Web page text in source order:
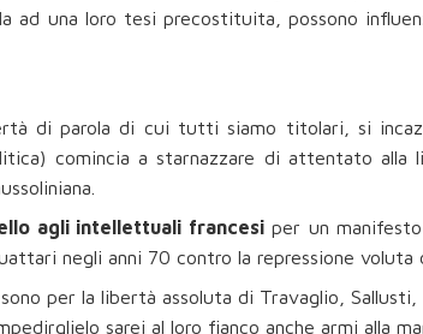
ad una loro tesi precostituita, possono
di parola di cui tutti siamo titolari, si
comincia a starnazzare di attentato
agli intellettuali francesiper un manifesto
negli anni 70 contro la repressione voluta
per la libertà assoluta di Travaglio,
sarei al loro fianco anche armi alla